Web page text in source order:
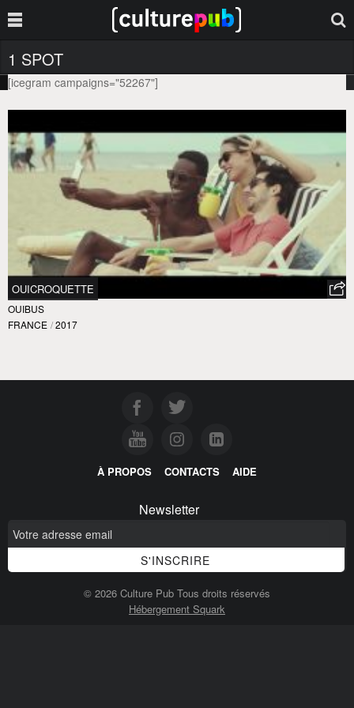
1 SPOT
[icegram campaigns="52267"]
OUICROQUETTE
OUIBUS
FRANCE / 2017
À PROPOS CONTACTS AIDE
Newsletter
© 2026 Culture Pub Tous droits réservés
Hébergement Squark